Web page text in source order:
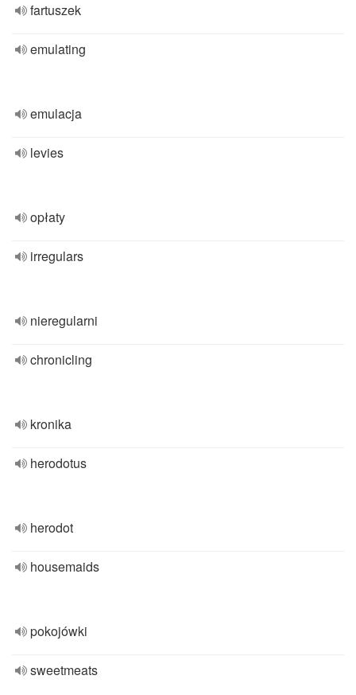
fartuszek
emulating
emulacja
levies
opłaty
irregulars
nieregularni
chronicling
kronika
herodotus
herodot
housemaids
pokojówki
sweetmeats